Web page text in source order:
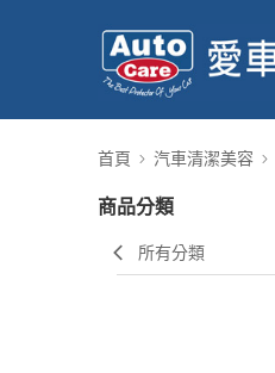
首頁 汽車清潔美容
商品分類
所有分類